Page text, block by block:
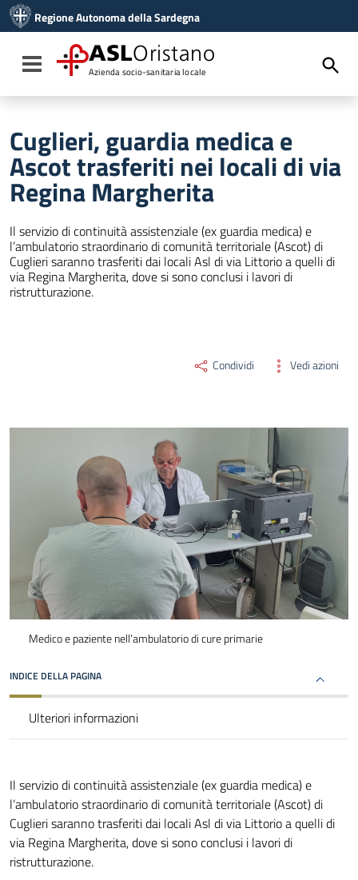
Vai al menu di navigazione
Vai al footer
Regione Autonoma della Sardegna
Toggle navigation
ASLOristano
Azienda socio-sanitaria locale
Cuglieri, guardia medica e
Ascot trasferiti nei locali di via
Regina Margherita
Il servizio di continuità assistenziale (ex guardia medica) e
l’ambulatorio straordinario di comunità territoriale (Ascot) di
Cuglieri saranno trasferiti dai locali Asl di via Littorio a quelli di
via Regina Margherita, dove si sono conclusi i lavori di
ristrutturazione.
Condividi Vedi azioni
Medico e paziente nell’ambulatorio di cure primarie
INDICE DELLA PAGINA
Ulteriori informazioni
Il servizio di continuità assistenziale (ex guardia medica) e
l’ambulatorio straordinario di comunità territoriale (Ascot) di
Cuglieri saranno trasferiti dai locali Asl di via Littorio a quelli di
via Regina Margherita, dove si sono conclusi i lavori di
ristrutturazione.